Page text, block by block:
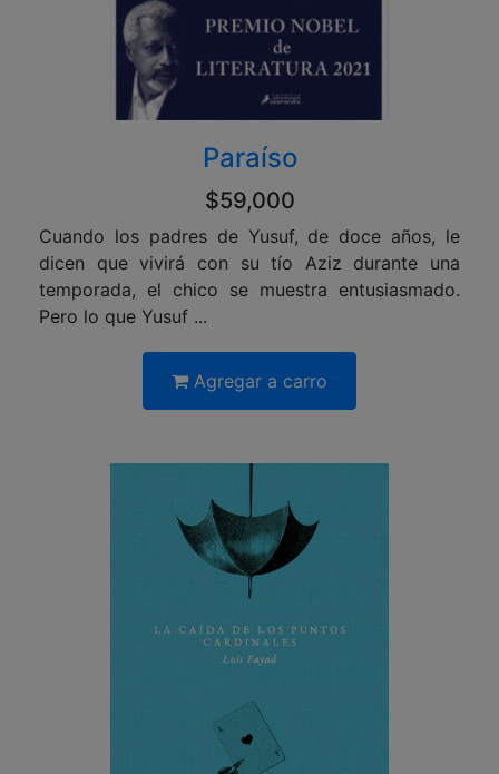
Paraíso
$59,000
Cuando los padres de Yusuf, de doce años, le
dicen que vivirá con su tío Aziz durante una
temporada, el chico se muestra entusiasmado.
Pero lo que Yusuf ...
Agregar a carro